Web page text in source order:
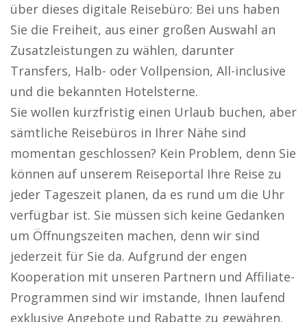
über dieses digitale Reisebüro: Bei uns haben
Sie die Freiheit, aus einer großen Auswahl an
Zusatzleistungen zu wählen, darunter
Transfers, Halb- oder Vollpension, All-inclusive
und die bekannten Hotelsterne.
Sie wollen kurzfristig einen Urlaub buchen, aber
sämtliche Reisebüros in Ihrer Nähe sind
momentan geschlossen? Kein Problem, denn Sie
können auf unserem Reiseportal Ihre Reise zu
jeder Tageszeit planen, da es rund um die Uhr
verfügbar ist. Sie müssen sich keine Gedanken
um Öffnungszeiten machen, denn wir sind
jederzeit für Sie da. Aufgrund der engen
Kooperation mit unseren Partnern und Affiliate-
Programmen sind wir imstande, Ihnen laufend
exklusive Angebote und Rabatte zu gewähren.